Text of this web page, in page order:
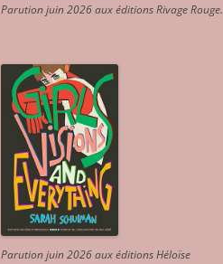
Parution juin 2026 aux éditions Rivage Rouge.
Parution juin 2026 aux éditions Héloïse